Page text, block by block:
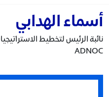
أسماء الهدابي
نائبة الرئيس لتخطيط
ADNOC